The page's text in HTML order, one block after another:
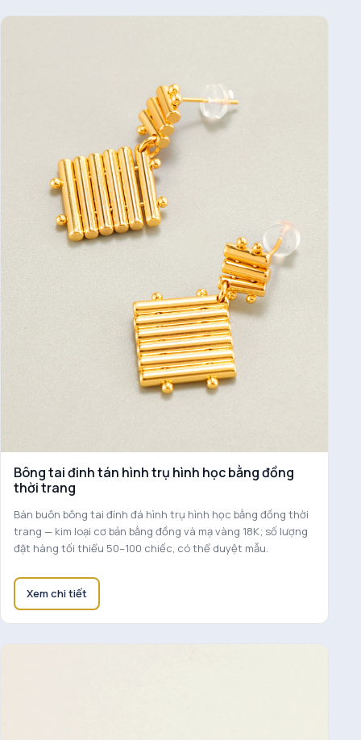
Bông tai đinh tán hình trụ hình học bằng đồng
thời trang
Bán buôn bông tai đính đá hình trụ hình học bằng đồng thời
trang — kim loại cơ bản bằng đồng và mạ vàng 18K; số lượng
đặt hàng tối thiểu 50–100 chiếc, có thể duyệt mẫu.
Xem chi tiết